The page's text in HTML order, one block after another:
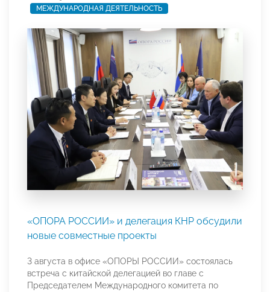
МЕЖДУНАРОДНАЯ ДЕЯТЕЛЬНОСТЬ
«ОПОРА РОССИИ» и делегация КНР обсудили
новые совместные проекты
3 августа в офисе «ОПОРЫ РОССИИ» состоялась
встреча с китайской делегацией во главе с
Председателем Международного комитета по